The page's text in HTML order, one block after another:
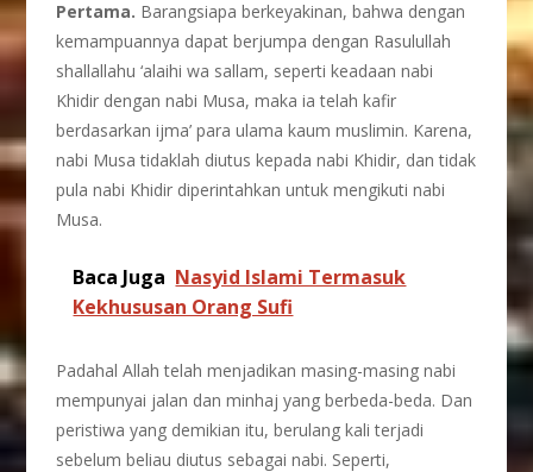
Pertama. Barangsiapa berkeyakinan, bahwa dengan
kemampuannya dapat berjumpa dengan Rasulullah
shallallahu ‘alaihi wa sallam, seperti keadaan nabi
Khidir dengan nabi Musa, maka ia telah kafir
berdasarkan ijma’ para ulama kaum muslimin. Karena,
nabi Musa tidaklah diutus kepada nabi Khidir, dan tidak
pula nabi Khidir diperintahkan untuk mengikuti nabi
Musa.
Baca Juga Nasyid Islami Termasuk
Kekhususan Orang Sufi
Padahal Allah telah menjadikan masing-masing nabi
mempunyai jalan dan minhaj yang berbeda-beda. Dan
peristiwa yang demikian itu, berulang kali terjadi
sebelum beliau diutus sebagai nabi. Seperti,